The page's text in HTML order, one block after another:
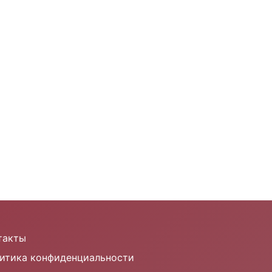
конфиденциальности